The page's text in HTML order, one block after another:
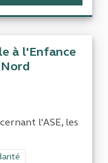
à l'Enfance
l'ASE, les
Soutien social et